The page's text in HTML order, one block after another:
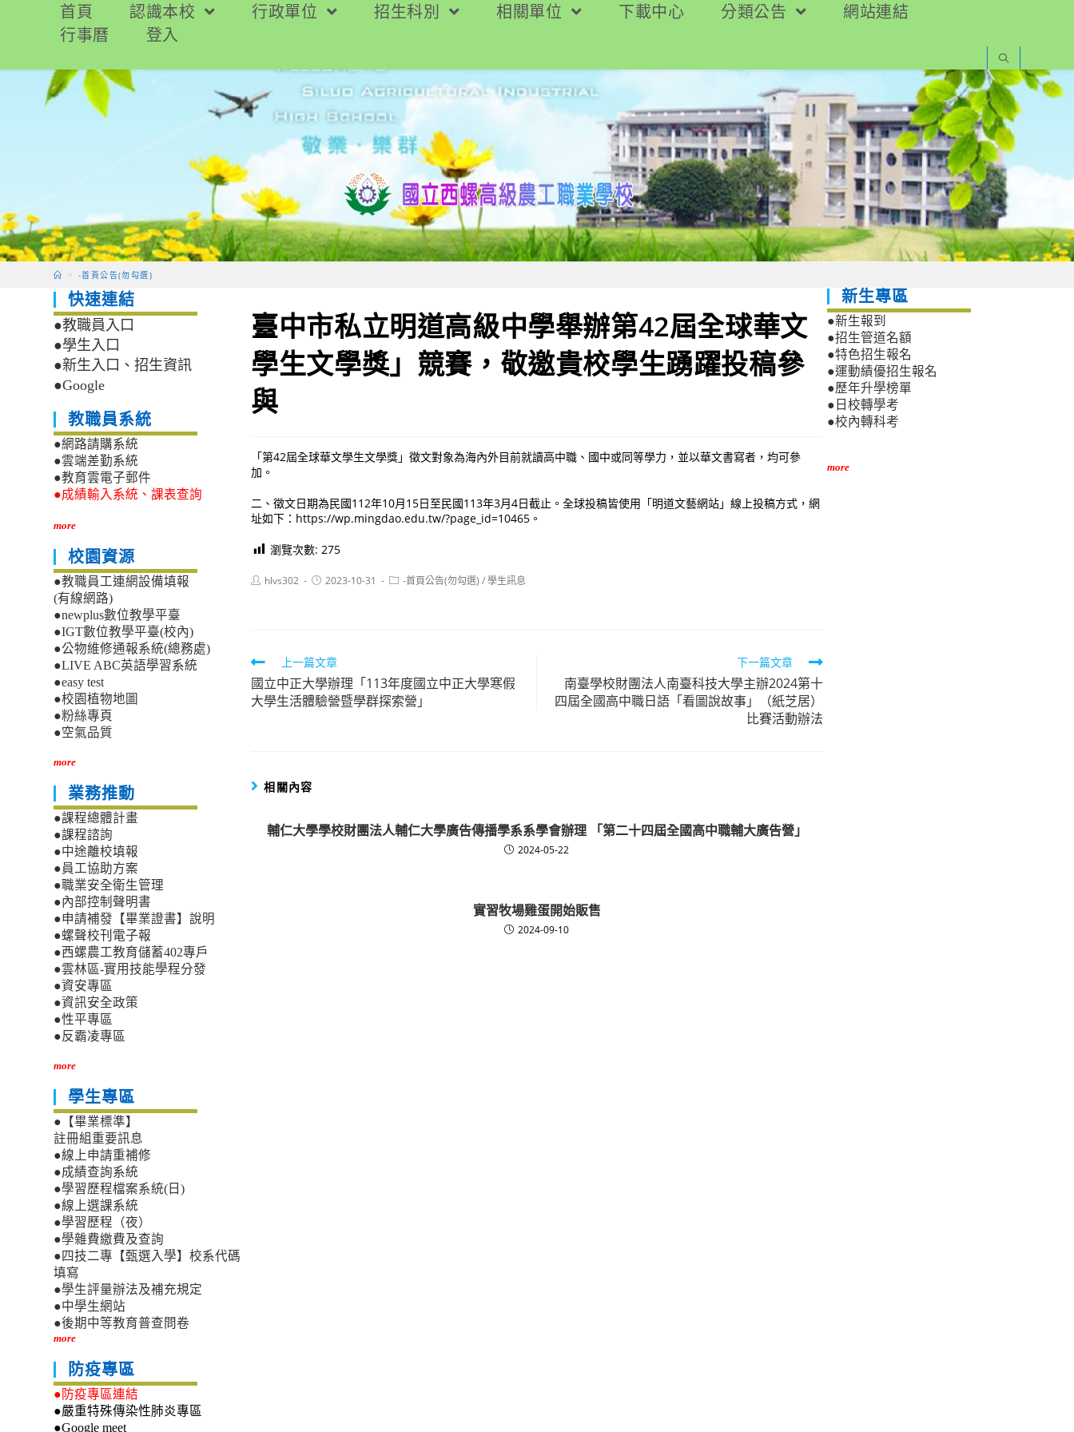
要
首頁 認識本校 行政單位 招生科別 相關單位 下載中心 分類公告
網站連結
行事曆
登入
> -首頁公告(勿勾選)
臺中市私立明道高級中學舉辦第42屆全球華文
學生文學獎」競賽，敬邀貴校學生踴躍投稿參
與
「第42屆全球華文學生文學獎」徵文對象為海內外目前就讀高中職、國中或同等學力，並以華文書寫者，均可參
加。
二、徵文日期為民國112年10月15日至民國113年3月4日截止。全球投稿皆使用「明道文藝網站」線上投稿方式，網
址如下：https://wp.mingdao.edu.tw/?page_id=10465。
瀏覽次數: 275
Posthlvs302
Post2023-10-31
Post-首頁公告(勿勾選) /學生訊息
Read
more
articles
上一篇文章
國立中正大學辦理「113年度國立中正大學寒假
大學生活體驗營暨學群探索營」
下一篇文章
南臺學校財團法人南臺科技大學主辦2024第十
四屆全國高中職日語「看圖說故事」（紙芝居）
比賽活動辦法
相關內容
輔仁大學學校財團法人輔仁大學廣告傳播學系系學會辦理 「第二十四屆全國高中職輔大廣告營」
2024-05-22
實習牧場雞蛋開始販售
2024-09-10
快速連結
●教職員入口
●學生入口
●新生入口、招生資訊
●Google
教職員系統
●網路請購系統
●雲端差勤系統
●教育雲電子郵件
●成績輸入系統、課表查詢
more
校園資源
●教職員工連網設備填報
(有線網路)
●newplus數位教學平臺
●IGT數位教學平臺(校內)
●公物維修通報系統(總務處)
●LIVE ABC英語學習系統
●easy test
●校園植物地圖
●粉絲專頁
●空氣品質
more
業務推動
●課程總體計畫
●課程諮詢
●中途離校填報
●員工協助方案
●職業安全衛生管理
●內部控制聲明書
●申請補發【畢業證書】說明
●螺聲校刊電子報
●西螺農工教育儲蓄402專戶
●雲林區-實用技能學程分發
●資安專區
●資訊安全政策
●性平專區
●反霸凌專區
more
學生專區
●【畢業標準】
註冊組重要訊息
●線上申請重補修
●成績查詢系統
●學習歷程檔案系統(日)
●線上選課系統
●學習歷程（夜）
●學雜費繳費及查詢
●四技二專【甄選入學】校系代碼
填寫
●學生評量辦法及補充規定
●中學生網站
●後期中等教育普查問卷
more
防疫專區
●防疫專區連結
●嚴重特殊傳染性肺炎專區
●Google meet
新生專區
●新生報到
●招生管道名額
●特色招生報名
●運動績優招生報名
●歷年升學榜單
●日校轉學考
●校內轉科考
more